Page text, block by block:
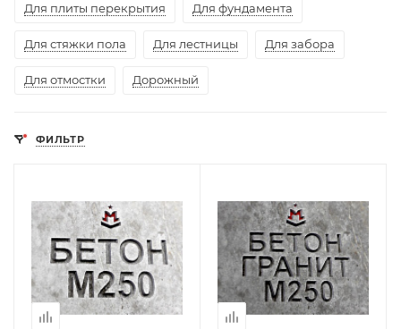
Для плиты перекрытия Для фундамента
Для стяжки пола Для лестницы Для забора
Для отмостки Дорожный
ФИЛЬТР